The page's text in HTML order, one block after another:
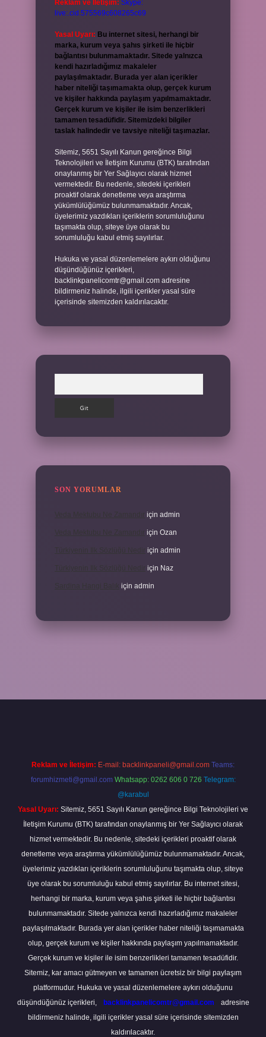
Reklam ve İletişim: Skype:
live:.cid.575569c608265c69
Yasal Uyarı: Bu internet sitesi, herhangi bir
marka, kurum veya şahıs şirketi ile hiçbir
bağlantısı bulunmamaktadır. Sitede yalnızca
kendi hazırladığımız makaleler
paylaşılmaktadır. Burada yer alan içerikler
haber niteliği taşımamakta olup, gerçek kurum
ve kişiler hakkında paylaşım yapılmamaktadır.
Gerçek kurum ve kişiler ile isim benzerlikleri
tamamen tesadüfidir. Sitemizdeki bilgiler
taslak halindedir ve tavsiye niteliği taşımazlar.
Sitemiz, 5651 Sayılı Kanun gereğince Bilgi
Teknolojileri ve İletişim Kurumu (BTK) tarafından
onaylanmış bir Yer Sağlayıcı olarak hizmet
vermektedir. Bu nedenle, sitedeki içerikleri
proaktif olarak denetleme veya araştırma
yükümlülüğümüz bulunmamaktadır. Ancak,
üyelerimiz yazdıkları içeriklerin sorumluluğunu
taşımakta olup, siteye üye olarak bu
sorumluluğu kabul etmiş sayılırlar.
Hukuka ve yasal düzenlemelere aykırı olduğunu
düşündüğünüz içerikleri,
backlinkpanelicomtr@gmail.com adresine
bildirmeniz halinde, ilgili içerikler yasal süre
içerisinde sitemizden kaldırılacaktır.
SON YORUMLAR
için admin
için Ozan
Türkiyenin Ilk Sözlüğü Nedir için admin
Türkiyenin Ilk Sözlüğü Nedir için Naz
için admin
Reklam ve İletişim: E-mail: backlinkpaneli@gmail.com Teams:
forumhizmeti@gmail.com Whatsapp: 0262 606 0 726 Telegram:
@karabul
Yasal Uyarı: Sitemiz, 5651 Sayılı Kanun gereğince Bilgi Teknolojileri ve
İletişim Kurumu (BTK) tarafından onaylanmış bir Yer Sağlayıcı olarak
hizmet vermektedir. Bu nedenle, sitedeki içerikleri proaktif olarak
denetleme veya araştırma yükümlülüğümüz bulunmamaktadır. Ancak,
üyelerimiz yazdıkları içeriklerin sorumluluğunu taşımakta olup, siteye
üye olarak bu sorumluluğu kabul etmiş sayılırlar. Bu internet sitesi,
herhangi bir marka, kurum veya şahıs şirketi ile hiçbir bağlantısı
bulunmamaktadır. Sitede yalnızca kendi hazırladığımız makaleler
paylaşılmaktadır. Burada yer alan içerikler haber niteliği taşımamakta
olup, gerçek kurum ve kişiler hakkında paylaşım yapılmamaktadır.
Gerçek kurum ve kişiler ile isim benzerlikleri tamamen tesadüfidir.
Sitemiz, kar amacı gütmeyen ve tamamen ücretsiz bir bilgi paylaşım
platformudur. Hukuka ve yasal düzenlemelere aykırı olduğunu
düşündüğünüz içerikleri,
backlinkpanelicomtr@gmail.com
adresine
bildirmeniz halinde, ilgili içerikler yasal süre içerisinde sitemizden
kaldırılacaktır.